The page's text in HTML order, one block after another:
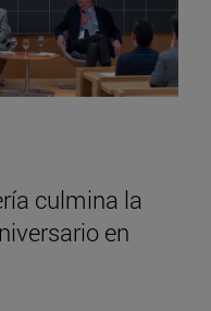
culmina la
en